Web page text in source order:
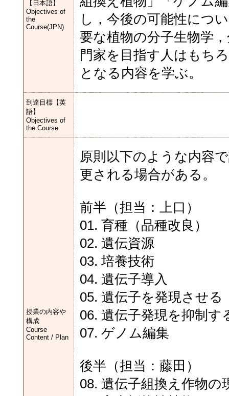
【日本語】
Objectives of
the
Course(JPN)
し，今後の可能性につ
要な植物の分子生物学
門家を目指す人はもち
となる内容を学ぶ。
到達目標【英
語】
Objectives of
the Course
授業の内容や
構成
Course
Content / Plan
原則以下のような内容
更される場合がある。
前半（担当：上口）
01. 育種（品種改良）
02. 遺伝資源
03. 培養技術
04. 遺伝子導入
05. 遺伝子を発現させる
06. 遺伝子発現を抑制す
07. ゲノム編集
後半（担当：藤田）
08. 遺伝子組換え作物の